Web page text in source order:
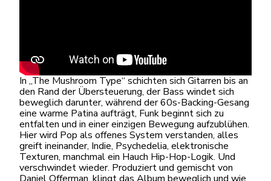
In „The Mushroom Type“ schichten sich Gitarren bis an
den Rand der Übersteuerung, der Bass windet sich
beweglich darunter, während der 60s-Backing-Gesang
eine warme Patina aufträgt, Funk beginnt sich zu
entfalten und in einer einzigen Bewegung aufzublühen.
Hier wird Pop als offenes System verstanden, alles
greift ineinander, Indie, Psychedelia, elektronische
Texturen, manchmal ein Hauch Hip-Hop-Logik. Und
verschwindet wieder. Produziert und gemischt von